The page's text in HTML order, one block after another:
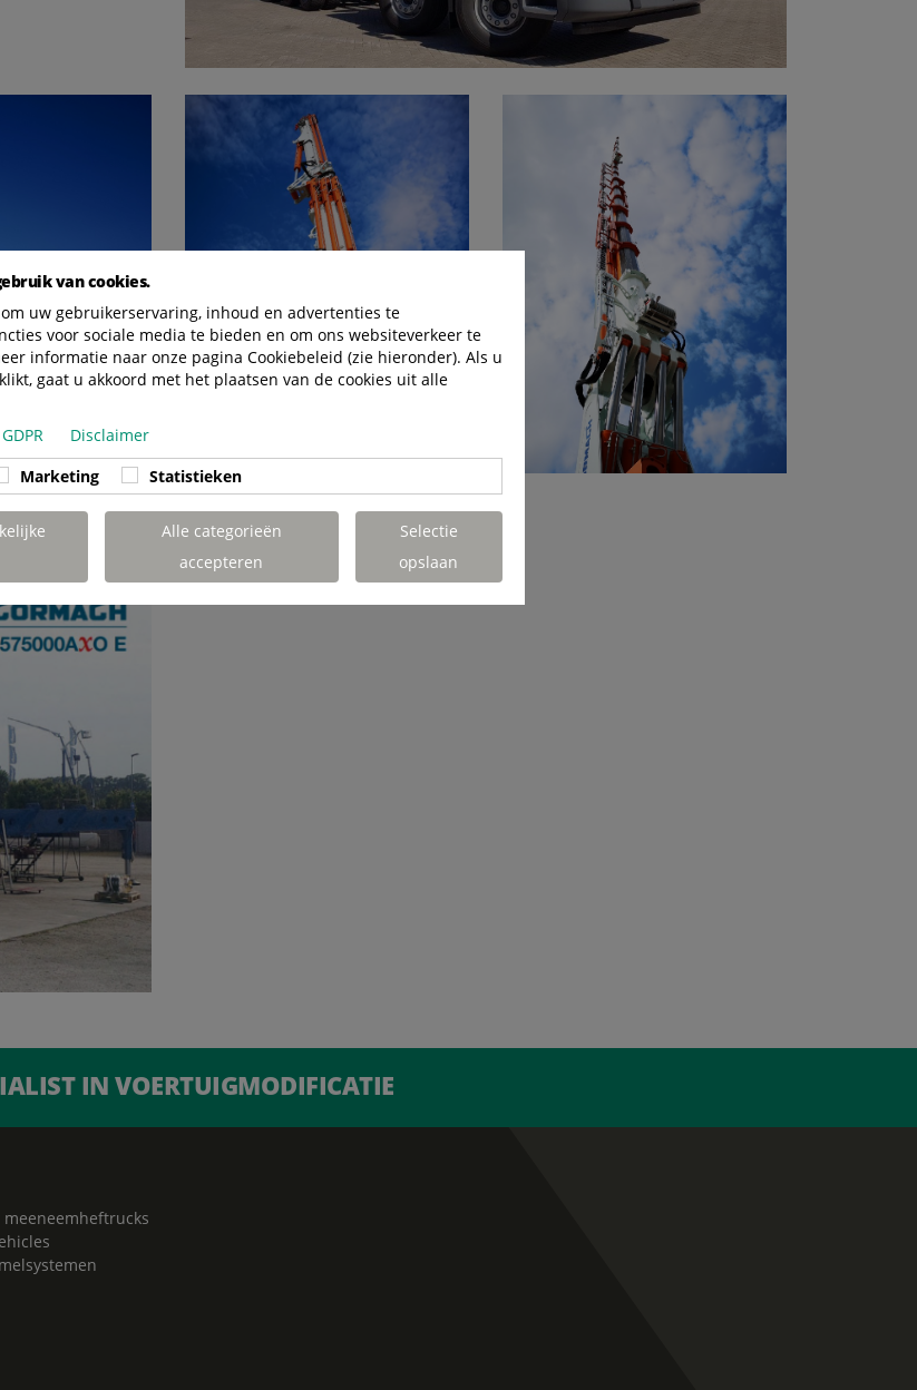
IN VOERTUIGMODIFICATIE
van cookies.
uw gebruikerservaring, inhoud en advertenties te
voor sociale media te bieden en om ons websiteverkeer te
informatie naar onze pagina Cookiebeleid (zie hieronder). Als u
gaat u akkoord met het plaatsen van de cookies uit alle
GDPR
Disclaimer
Marketing Statistieken
Alle categorieën
accepteren
Selectie
opslaan